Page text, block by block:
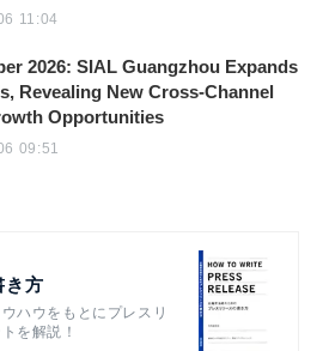
11:04
2026: SIAL Guangzhou Expands
Revealing New Cross-Channel
Opportunities
09:51
き方
ハウをもとにプレスリ
を解説！